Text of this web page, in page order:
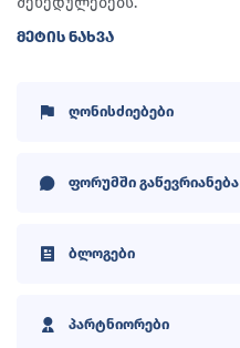
ᲛᲔᲢᲘᲡ ᲜᲐᲮᲕᲐ
ღონისძიებები
ფორუმში გაწევრიანება
ბლოგები
პარტნიორები